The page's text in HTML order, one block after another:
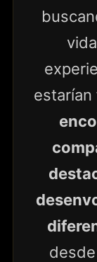
estarían